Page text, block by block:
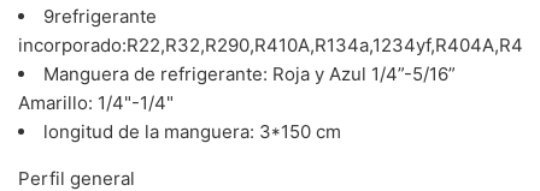
9refrigerante
Manguera de refrigerante: Roja y Azul 1/4”-5/16”
Amarillo: 1/4"-1/4"
longitud de la manguera: 3*150 cm
Perfil general